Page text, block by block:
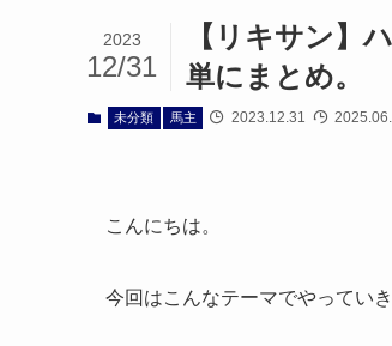
【リキサン】
単にまとめ。
2023
12/31
未分類 馬主 2023.12.31
こんにちは。
今回はこんなテーマでやっていき